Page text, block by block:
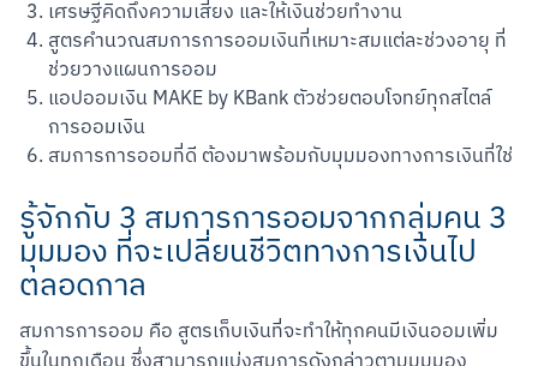
เศรษฐีคิดถึงความเสี่ยง และให้เงินช่วยทำงาน
สูตรคำนวณสมการการออมเงินที่เหมาะสมแต่ละช่วงอายุ ที่
ช่วยวางแผนการออม
แอปออมเงิน MAKE by KBank ตัวช่วยตอบโจทย์ทุกสไตล์
การออมเงิน
สมการการออมที่ดี ต้องมาพร้อมกับมุมมองทางการเงินที่ใช่
รู้จักกับ 3 สมการการออมจากกลุ่มคน 3
มุมมอง ที่จะเปลี่ยนชีวิตทางการเงินไป
ตลอดกาล
สมการการออม คือ สูตรเก็บเงินที่จะทำให้ทุกคนมีเงินออมเพิ่ม